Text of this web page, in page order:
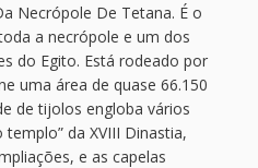
Necrópole De Tetana. É o
a necrópole e um dos
do Egito. Está rodeado por
uma área de quase 66.150
de tijolos engloba vários
da XVIII Dinastia,
e as capelas